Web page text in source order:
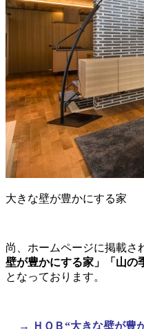
大きな壁が豊かにする家
尚、ホームページに掲載さ
壁が豊かにする家」「山の
となっております。
→ ＨＱＢ“大きな壁が豊